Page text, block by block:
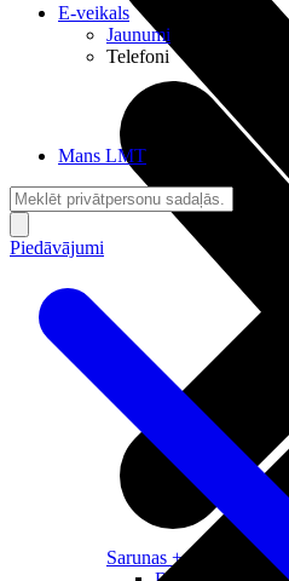
Sarunas + Internets
E-veikals
Jaunumi
Telefoni
Mans LMT
Piedāvājumi